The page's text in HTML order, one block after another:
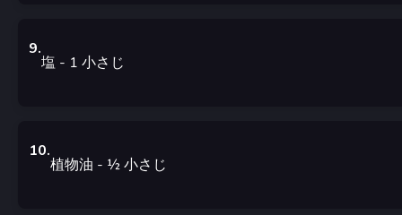
9.
塩 - 1 小さじ
10.
植物油 - ½小さじ